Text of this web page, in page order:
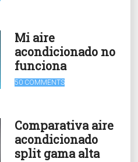
Mi aire
acondicionado no
funciona
50 COMMENTS
Comparativa aire
acondicionado
split gama alta